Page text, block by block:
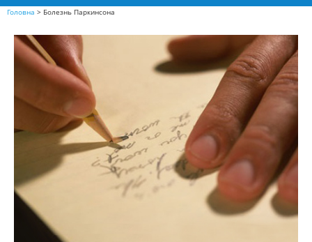
Головна > Болезнь Паркинсона